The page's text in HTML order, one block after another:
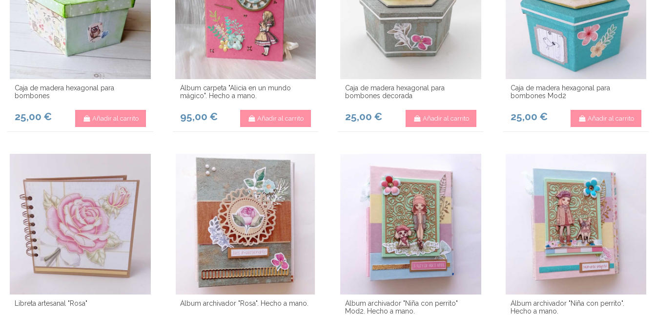
Caja de madera hexagonal para
bombones
25,00 € Añadir al carrito
Álbum carpeta "Alicia en un mundo
mágico". Hecho a mano.
95,00 € Añadir al carrito
Caja de madera hexagonal para
bombones decorada
25,00 € Añadir al carrito
Caja de madera hexagonal para
bombones Mod2
25,00 € Añadir al carrito
Libreta artesanal "Rosa" Álbum archivador "Rosa". Hecho a mano.
Álbum archivador "Niña con perrito"
Mod2. Hecho a mano.
Álbum archivador "Niña con perrito".
Hecho a mano.